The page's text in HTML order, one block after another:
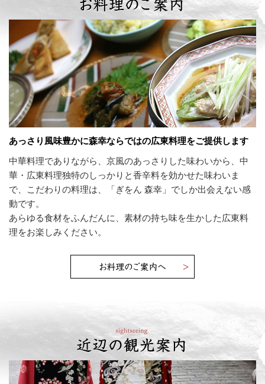
あっさり風味豊かに森幸ならではの広東料理をご提供します
中華料理でありながら、京風のあっさりした味わいから、中
華・広東料理独特のしっかりと香辛料を効かせた味わいま
で、こだわりの料理は、「ぎをん 森幸」でしか出会えない感
動です。
あらゆる食材をふんだんに、素材の持ち味を生かした広東料
理をお楽しみください。